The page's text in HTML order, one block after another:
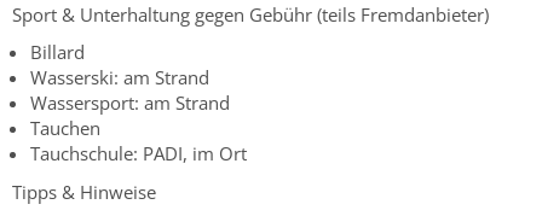
Sport & Unterhaltung gegen Gebühr (teils Fremdanbieter)
Billard
Wasserski: am Strand
Wassersport: am Strand
Tauchen
Tauchschule: PADI, im Ort
Tipps & Hinweise